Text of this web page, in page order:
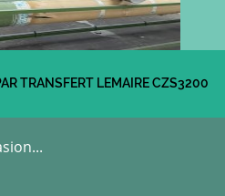
TRANSFERT LEMAIRE CZS3200